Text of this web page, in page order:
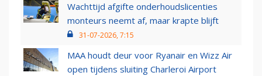
Wachttijd afgifte onderhoudslicenties
monteurs neemt af, maar krapte blijft
31-07-2026, 7:15
MAA houdt deur voor Ryanair en Wizz Air
open tijdens sluiting Charleroi Airport